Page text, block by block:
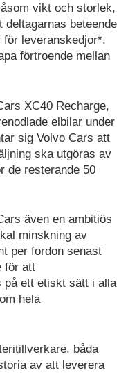
vikt och storlek,
deltagarnas beteende
leveranskedjor*.
förtroende mellan
XC40 Recharge,
elbilar under
sig Volvo Cars att
ska utgöras av
de resterande 50
även en ambitiös
minskning av
per fordon senast
för att
på ett etiskt sätt i alla
hela
båda
av att leverera